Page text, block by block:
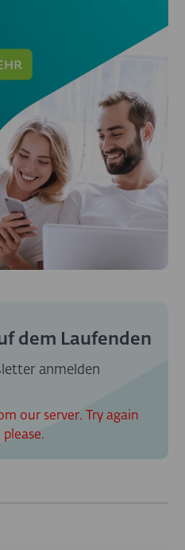
dem Laufenden
anmelden
our server. Try again
please.